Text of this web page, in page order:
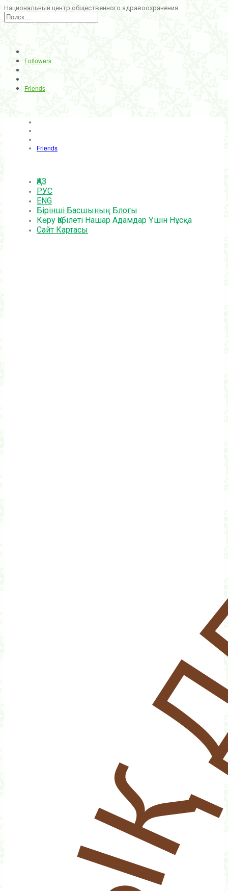
Национальный центр общественного здравоохранения
Followers
Friends
Friends
ҚАЗ
РУС
ENG
Бірінші Басшының Блогы
Көру Қабілеті Нашар Адамдар Үшін Нұсқа
Сайт Картасы